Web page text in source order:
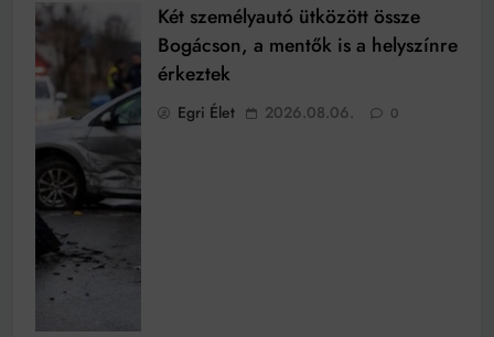
Két személyautó ütközött össze
Bogácson, a mentők is a helyszínre
érkeztek
Egri Élet 2026.08.06. 0